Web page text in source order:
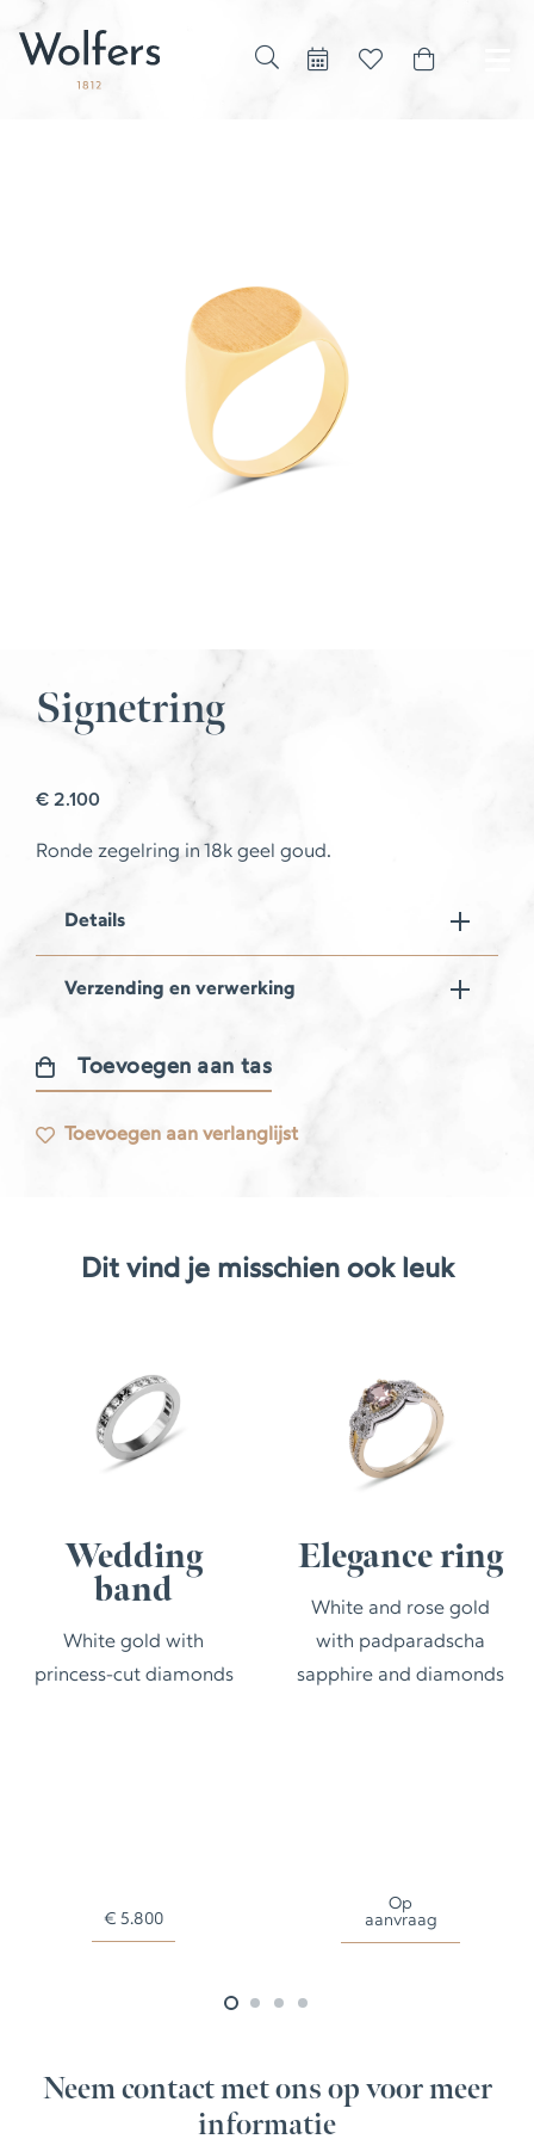
Signetring
€2.100
Ronde zegelring in 18k geel goud.
Details
Verzending en verwerking
Signetring
aantal
Toevoegen aan tas
Toevoegen aan verlanglijst
Dit vind je misschien ook leuk
Wedding
band
White gold with
princess-cut diamonds
€ 5.800
Elegance ring
White and rose gold
with padparadscha
sapphire and diamonds
Op
aanvraag
Neem contact met ons op voor meer
informatie